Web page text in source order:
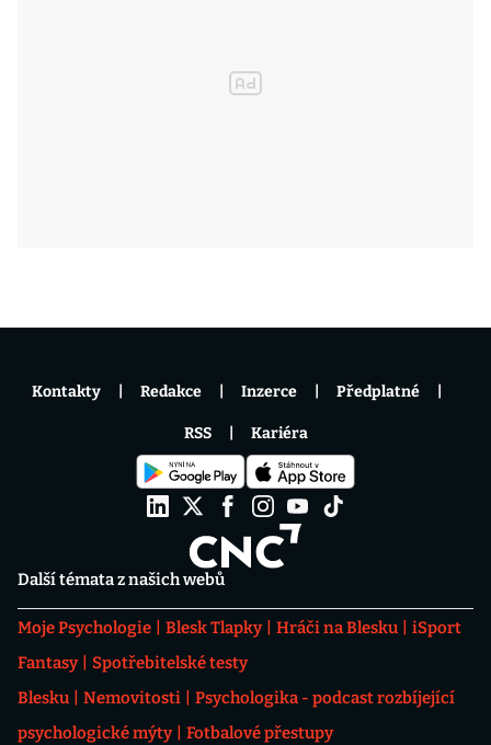
Další témata z našich webů
Moje Psychologie Blesk Tlapky Hráči na Blesku
iSport
Fantasy
Spotřebitelské testy
Blesku
Nemovitosti
Psychologika - podcast rozbíjející
psychologické mýty
Fotbalové přestupy
Kontakty Redakce Inzerce Předplatné
RSS Kariéra